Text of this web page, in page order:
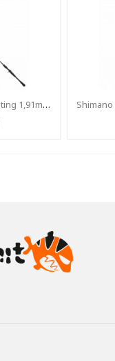
Shimano Poison Adrena Casting 1,91m 7-21g